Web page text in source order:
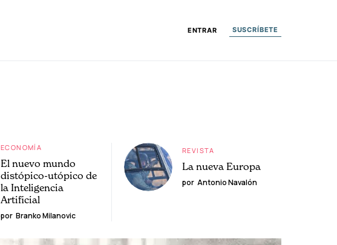
ENTRAR SUSCRÍBETE
ECONOMÍA
El nuevo mundo
distópico-utópico de
la Inteligencia
Artificial
por Branko Milanovic
REVISTA
La nueva Europa
por Antonio Navalón